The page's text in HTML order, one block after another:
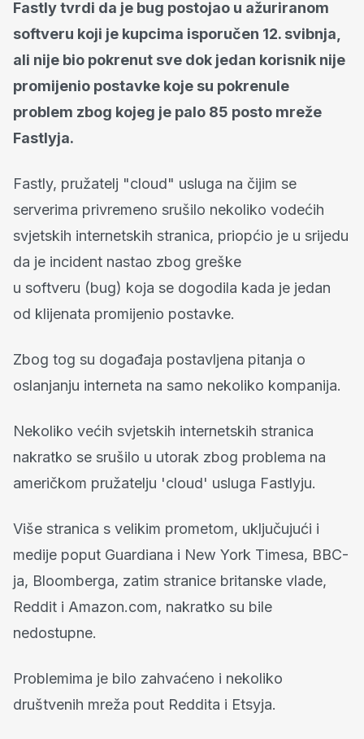
Fastly tvrdi da je bug postojao u ažuriranom
softveru koji je kupcima isporučen 12. svibnja,
ali nije bio pokrenut sve dok jedan korisnik nije
promijenio postavke koje su pokrenule
problem zbog kojeg je palo 85 posto mreže
Fastlyja.
Fastly, pružatelj "cloud" usluga na čijim se
serverima privremeno srušilo nekoliko vodećih
svjetskih internetskih stranica, priopćio je u srijedu
da je incident nastao zbog greške
u softveru (bug) koja se dogodila kada je jedan
od klijenata promijenio postavke.
Zbog tog su događaja postavljena pitanja o
oslanjanju interneta na samo nekoliko kompanija.
Nekoliko većih svjetskih internetskih stranica
nakratko se srušilo u utorak zbog problema na
američkom pružatelju 'cloud' usluga Fastlyju.
Više stranica s velikim prometom, uključujući i
medije poput Guardiana i New York Timesa, BBC-
ja, Bloomberga, zatim stranice britanske vlade,
Reddit i Amazon.com, nakratko su bile
nedostupne.
Problemima je bilo zahvaćeno i nekoliko
društvenih mreža pout Reddita i Etsyja.